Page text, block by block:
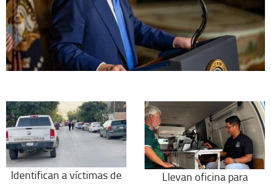
Identifican a víctimas de
Llevan oficina para